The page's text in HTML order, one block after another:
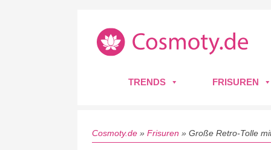
TRENDS FRISUREN
Cosmoty.de » Frisuren » Große Retro-Tolle